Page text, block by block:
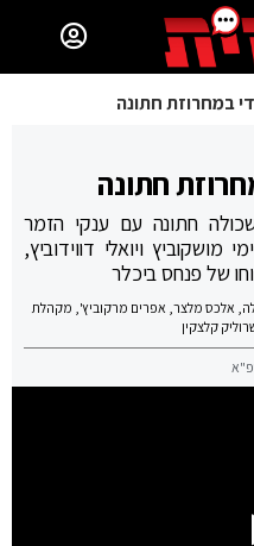
במחרוזת חתונה
חתונה
חתונה עם ענקי הזמר
ויואלי דווידוביץ,
של פנחס ביכלר
, אלכס מלצר, אפרים מרקוביץ', מקהלת
קלצקין